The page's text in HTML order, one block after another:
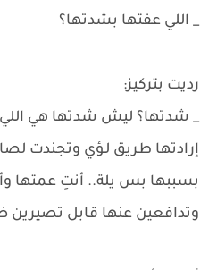
_ اللي عفتها بشدتها؟
رديت بتركيز:
_ شدتها؟ ليش شدتها هي
إرادتها طريق لـؤي وتجندت
بسببها بس يلة.. أنتِ عمتها
وتدافعين عنها قابل تصيرين